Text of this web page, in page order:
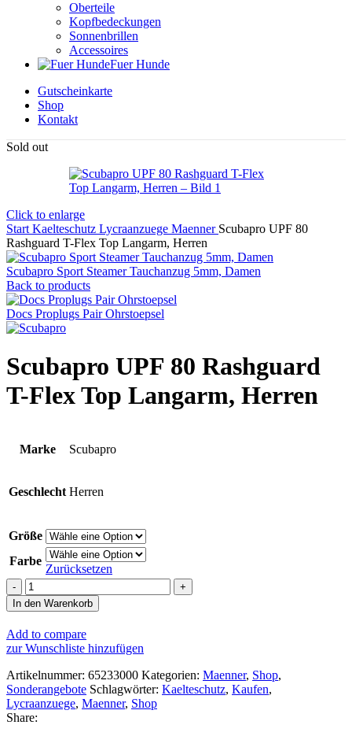
Oberteile
Kopfbedeckungen
Sonnenbrillen
Accessoires
Fuer Hunde
Gutscheinkarte
Shop
Kontakt
Sold out
Click to enlarge
Start Kaelteschutz Lycraanzuege Maenner Scubapro UPF 80
Rashguard T-Flex Top Langarm, Herren
Scubapro Sport Steamer Tauchanzug 5mm, Damen
Back to products
Docs Proplugs Pair Ohrstoepsel
Scubapro UPF 80 Rashguard
T-Flex Top Langarm, Herren
Marke Scubapro
Geschlecht Herren
Größe
Farbe
Zurücksetzen
Scubapro
UPF
80
Rashguard
T-
Flex
Top
Langarm,
Herren
Menge
In den Warenkorb
Add to compare
zur Wunschliste hinzufügen
Artikelnummer: 65233000 Kategorien: Maenner, Shop,
Sonderangebote Schlagwörter: Kaelteschutz, Kaufen,
Lycraanzuege, Maenner, Shop
Share: